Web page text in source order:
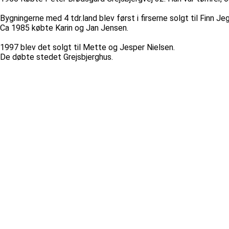
Bygningerne med 4 tdr.land blev først i firserne solgt til Finn
Ca 1985 købte Karin og Jan Jensen.
1997 blev det solgt til Mette og Jesper Nielsen.
De døbte stedet Grejsbjerghus.